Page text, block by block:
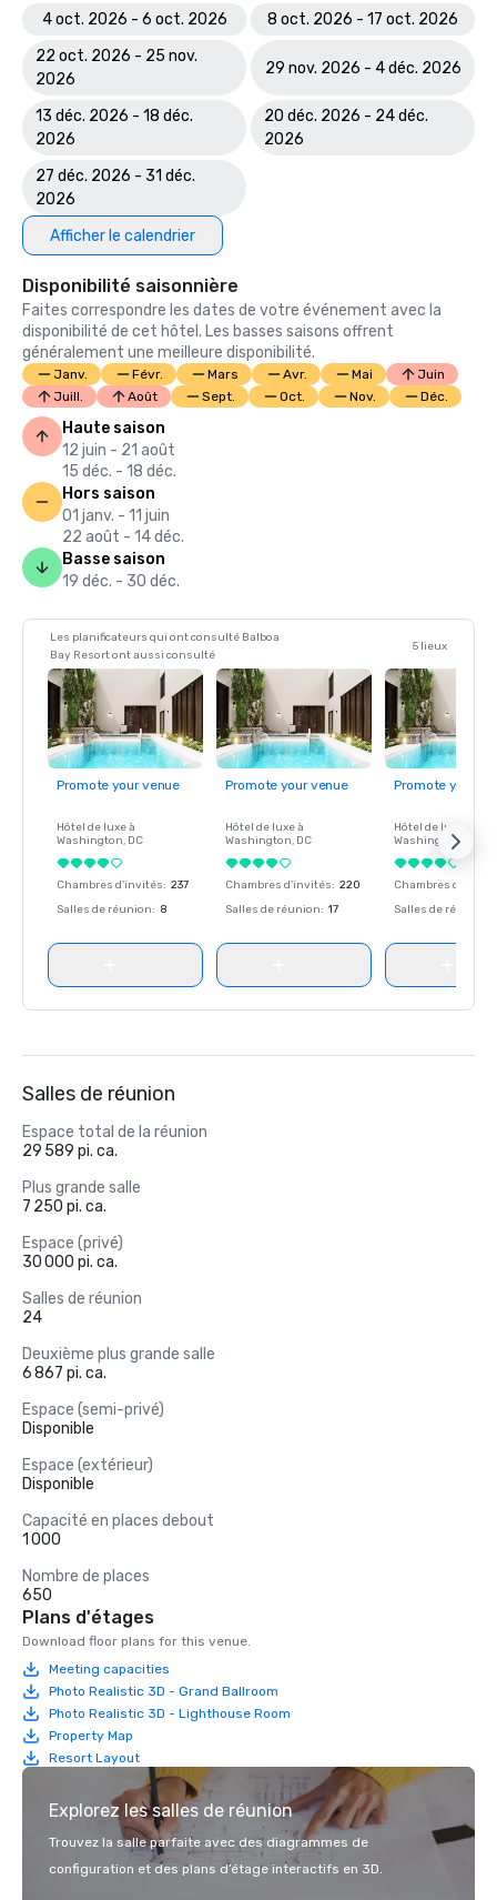
4 oct. 2026 - 6 oct. 2026
8 oct. 2026 - 17 oct. 2026
22 oct. 2026 - 25 nov.
2026
29 nov. 2026 - 4 déc. 2026
13 déc. 2026 - 18 déc.
2026
20 déc. 2026 - 24 déc.
2026
27 déc. 2026 - 31 déc.
2026
Afficher le calendrier
Disponibilité saisonnière
Faites correspondre les dates de votre événement avec la
disponibilité de cet hôtel. Les basses saisons offrent
généralement une meilleure disponibilité.
Janv. Févr. Mars Avr. Mai
Juin
Juill.
Août Sept. Oct. Nov. Déc.
Haute saison
12 juin - 21 août
15 déc. - 18 déc.
Hors saison
01 janv. - 11 juin
22 août - 14 déc.
Basse saison
19 déc. - 30 déc.
Les planificateurs qui ont consulté Balboa
Bay Resort ont aussi consulté
5 lieux
Promote your venue
Hôtel de luxe à
Washington, DC
Chambres d'invités: 237
Salles de réunion: 8
Promote your venue
Hôtel de luxe à
Washington, DC
Chambres d'invités: 220
Salles de réunion: 17
Promote your
Hôtel de luxe à
Washington
Chambres
Salles de réunion
Salles de réunion
Espace total de la réunion
29 589 pi. ca.
Plus grande salle
7 250 pi. ca.
Espace (privé)
30 000 pi. ca.
Salles de réunion
24
Deuxième plus grande salle
6 867 pi. ca.
Espace (semi-privé)
Disponible
Espace (extérieur)
Disponible
Capacité en places debout
1 000
Nombre de places
650
Plans d'étages
Download floor plans for this venue.
Meeting capacities
Photo Realistic 3D - Grand Ballroom
Photo Realistic 3D - Lighthouse Room
Property Map
Resort Layout
Explorez les salles de réunion
Trouvez la salle parfaite avec des diagrammes de
configuration et des plans d’étage interactifs en 3D.